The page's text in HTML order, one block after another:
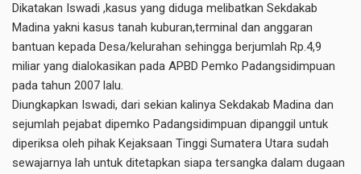
Dikatakan Iswadi ,kasus yang diduga melibatkan Sekdakab
Madina yakni kasus tanah kuburan,terminal dan anggaran
bantuan kepada Desa/kelurahan sehingga berjumlah Rp.4,9
miliar yang dialokasikan pada APBD Pemko Padangsidimpuan
pada tahun 2007 lalu.
Diungkapkan Iswadi, dari sekian kalinya Sekdakab Madina dan
sejumlah pejabat dipemko Padangsidimpuan dipanggil untuk
diperiksa oleh pihak Kejaksaan Tinggi Sumatera Utara sudah
sewajarnya lah untuk ditetapkan siapa tersangka dalam dugaan